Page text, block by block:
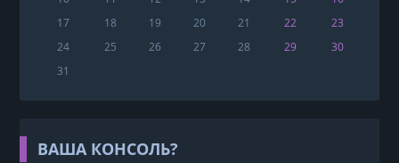
17
18 19 20 21 22
23
24
25 26 27 28 29
30
31
ВАША КОНСОЛЬ?